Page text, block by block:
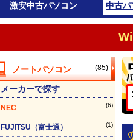
激安中古パソコン 中古パ
(85)
メーカーで探す
NEC (6)
FUJITSU（富士通） (1)